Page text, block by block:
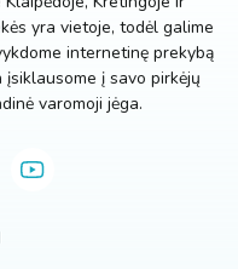
yra vietoje, todėl galime
internetinę prekybą
į savo pirkėjų
varomoji jėga.